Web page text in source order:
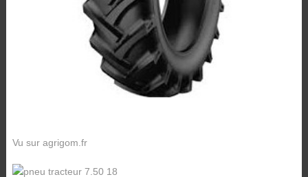
Vu sur agrigom.fr